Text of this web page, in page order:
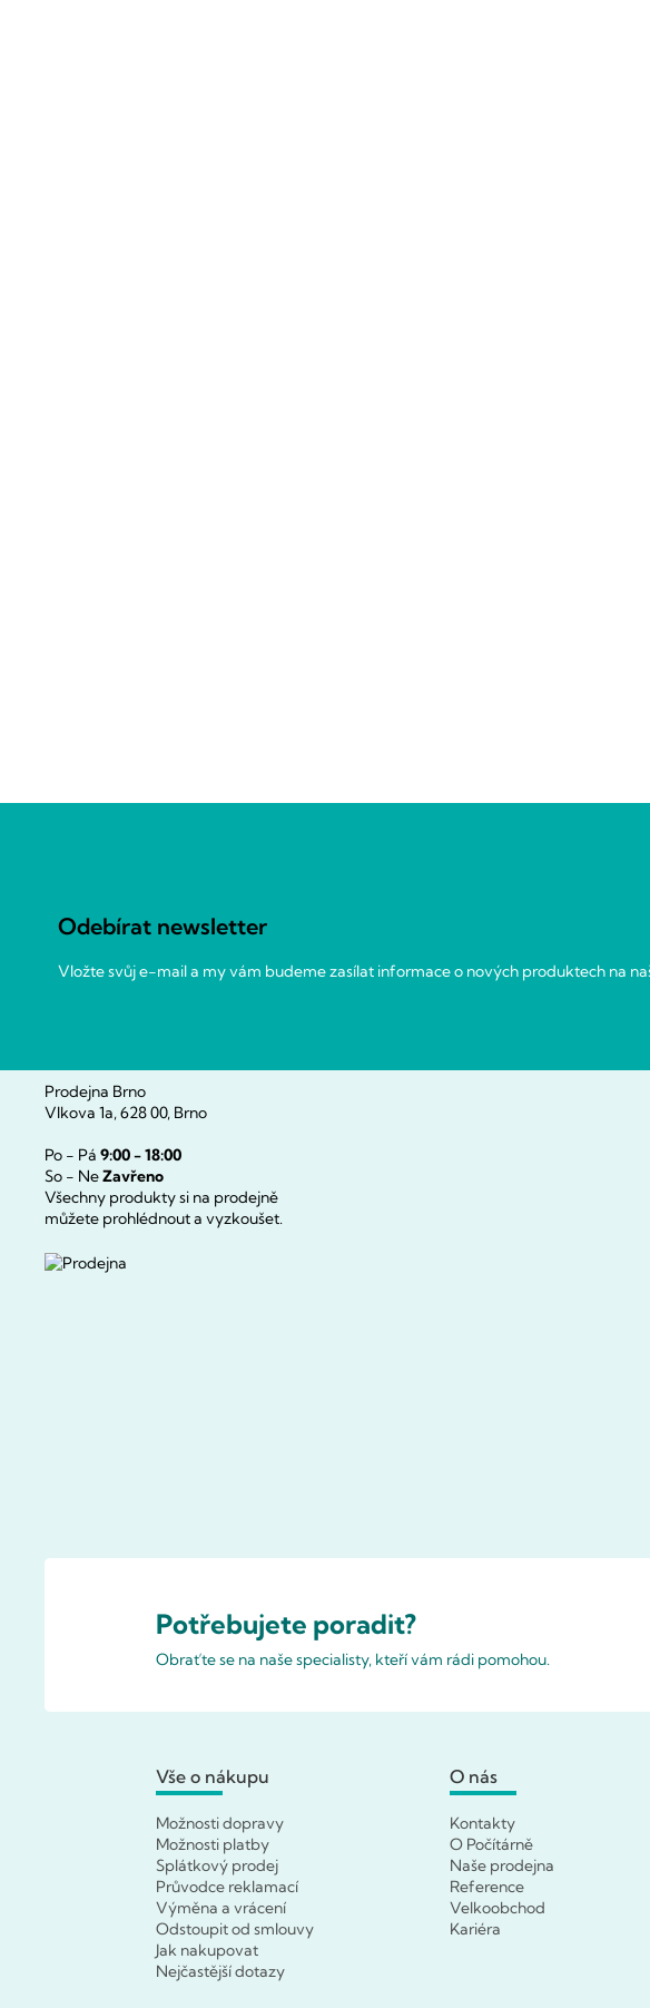
Odebírat newsletter
Vložte svůj e-mail a my vám budeme zasílat informace o nových produktech na
Prodejna Brno
Vlkova 1a, 628 00, Brno
Po - Pá 9:00 - 18:00
So - NeZavřeno
Všechny produkty si na prodejně
můžete prohlédnout a vyzkoušet.
Potřebujete poradit?
Obraťte se na naše specialisty, kteří vám rádi pomohou.
Vše o nákupu
Možnosti dopravy
Možnosti platby
Splátkový prodej
Průvodce reklamací
Výměna a vrácení
Odstoupit od smlouvy
Jak nakupovat
Nejčastější dotazy
O nás
Kontakty
O Počítárně
Naše prodejna
Reference
Velkoobchod
Kariéra